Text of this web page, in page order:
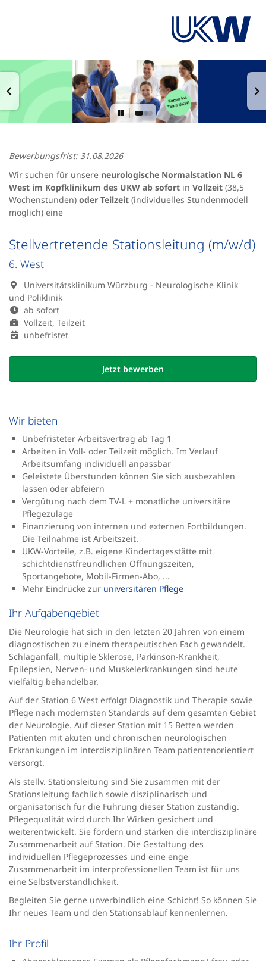
Stellvertretende Stationsleitung (m/w/d)
6. West
Universitätsklinikum Würzburg - Neurologische Klinik
und Poliklinik
ab sofort
Vollzeit, Teilzeit
unbefristet
Jetzt bewerben
Bewerbungsfrist: 31.08.2026
Wir suchen für unsere neurologische Normalstation NL 6
West im Kopfklinikum des UKW ab sofort in Vollzeit (38,5
Wochenstunden) oder Teilzeit (individuelles Stundenmodell
möglich) eine
Wir bieten
Unbefristeter Arbeitsvertrag ab Tag 1
Arbeiten in Voll- oder Teilzeit möglich. Im Verlauf
Arbeitsumfang individuell anpassbar
Geleistete Überstunden können Sie sich ausbezahlen
lassen oder abfeiern
Vergütung nach dem TV-L + monatliche universitäre
Pflegezulage
Finanzierung von internen und externen Fortbildungen.
Die Teilnahme ist Arbeitszeit.
UKW-Vorteile, z.B. eigene Kindertagesstätte mit
schichtdienstfreundlichen Öffnungszeiten,
Sportangebote, Mobil-Firmen-Abo, ...
Mehr Eindrücke zur universitären Pflege
Ihr Aufgabengebiet
Die Neurologie hat sich in den letzten 20 Jahren von einem
diagnostischen zu einem therapeutischen Fach gewandelt.
Schlaganfall, multiple Sklerose, Parkinson-Krankheit,
Epilepsien, Nerven- und Muskelerkrankungen sind heute
vielfältig behandelbar.
Auf der Station 6 West erfolgt Diagnostik und Therapie sowie
Pflege nach modernsten Standards auf dem gesamten Gebiet
der Neurologie. Auf dieser Station mit 15 Betten werden
Patienten mit akuten und chronischen neurologischen
Erkrankungen im interdisziplinären Team patientenorientiert
versorgt.
Als stellv. Stationsleitung sind Sie zusammen mit der
Stationsleitung fachlich sowie disziplinarisch und
organisatorisch für die Führung dieser Station zuständig.
Pflegequalität wird durch Ihr Wirken gesichert und
weiterentwickelt. Sie fördern und stärken die interdisziplinäre
Zusammenarbeit auf Station. Die Gestaltung des
individuellen Pflegeprozesses und eine enge
Zusammenarbeit im interprofessionellen Team ist für uns
eine Selbstverständlichkeit.
Begleiten Sie gerne unverbindlich eine Schicht! So können Sie
Ihr neues Team und den Stationsablauf kennenlernen.
Ihr Profil